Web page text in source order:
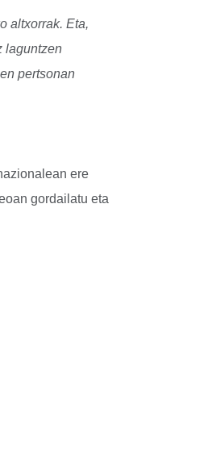
altxorrak. Eta,
laguntzen
pertsonan
ere
gordailatu eta